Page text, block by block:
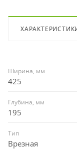
Ширина, мм
425
Глубина, мм
195
Тип
Врезная